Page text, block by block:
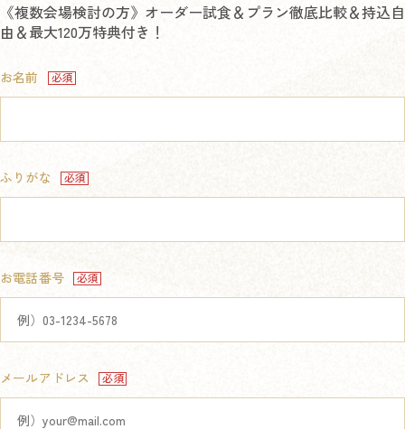
《複数会場検討の方》オーダー試食＆プラン徹底比較＆持込自
由＆最大120万特典付き！
お名前
ふりがな
お電話番号
メールアドレス